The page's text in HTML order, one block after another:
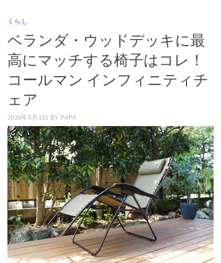
くらし
ベランダ・ウッドデッキに最
高にマッチする椅子はコレ！
コールマン インフィニティチ
ェア
2020年5月1日 BY PAPA